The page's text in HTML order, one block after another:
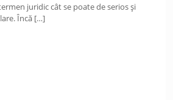
juridic cât se poate de serios și
Încă […]